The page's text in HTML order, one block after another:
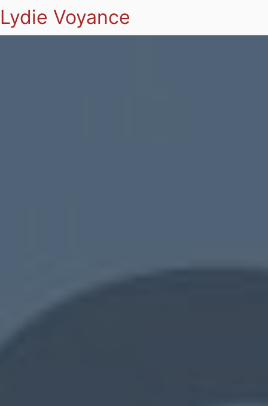
Lydie Voyance